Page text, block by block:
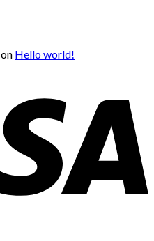
on Hello world!